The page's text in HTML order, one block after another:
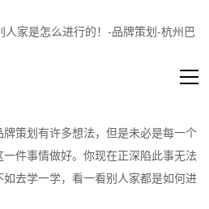
策划有许多想法，但是未必是每一个
件事情做好。你现在正深陷此事无法
去学一学，看一看别人家都是如何进